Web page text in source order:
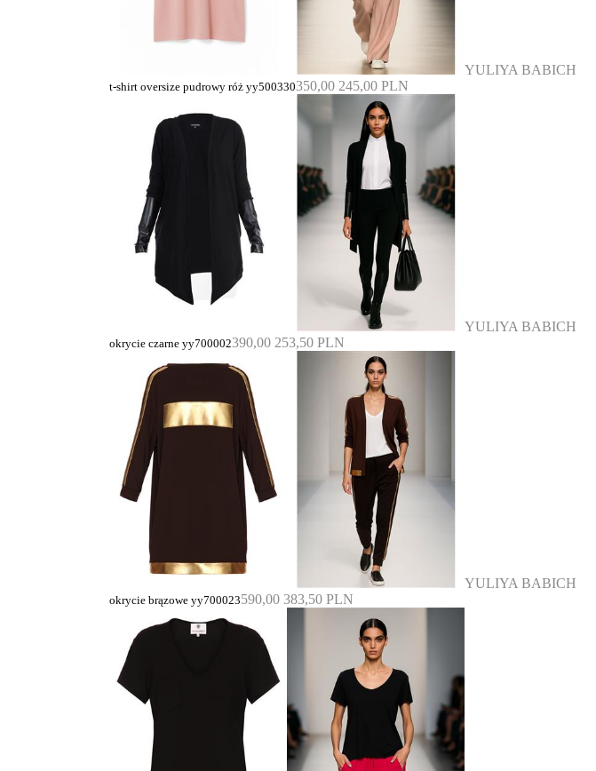
YULIYA BABICH
t-shirt oversize pudrowy róż yy500330350,00 245,00 PLN
YULIYA BABICH
okrycie czarne yy700002390,00 253,50 PLN
YULIYA BABICH
okrycie brązowe yy700023590,00 383,50 PLN